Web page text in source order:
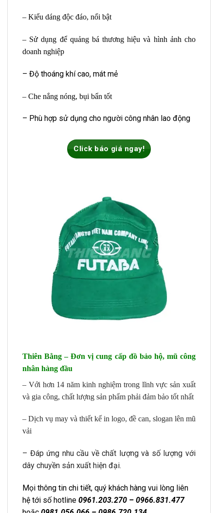
– Kiểu dáng độc đáo, nổi bật
– Sử dụng để quảng bá thương hiệu và hình ảnh cho
doanh nghiệp
– Độ thoáng khí cao, mát mẻ
– Che nắng nóng, bụi bẩn tốt
– Phù hợp sử dụng cho người công nhân lao động
Click báo giá ngay!
Thiên Bằng – Đơn vị cung cấp đồ bảo hộ, mũ công
nhân hàng đầu
– Với hơn 14 năm kinh nghiệm trong lĩnh vực sản xuất
và gia công, chất lượng sản phẩm phải đảm bảo tốt nhất
– Dịch vụ may và thiết kế in logo, đề can, slogan lên mũ
vải
– Đáp ứng nhu cầu về chất lượng và số lượng với
dây chuyền sản xuất hiện đại.
Mọi thông tin chi tiết, quý khách hàng vui lòng liên
hệ tới số hotline 0961.203.270 – 0966.831.477